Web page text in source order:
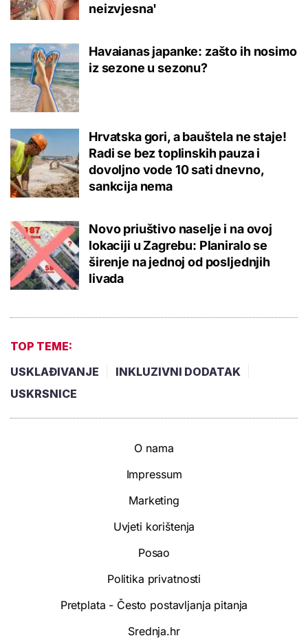
neizvjesna'
Havaianas japanke: zašto ih nosimo
iz sezone u sezonu?
Hrvatska gori, a bauštela ne staje!
Radi se bez toplinskih pauza i
dovoljno vode 10 sati dnevno,
sankcija nema
Novo priuštivo naselje i na ovoj
lokaciji u Zagrebu: Planiralo se
širenje na jednoj od posljednjih
livada
TOP TEME:
USKLAĐIVANJE
INKLUZIVNI DODATAK
USKRSNICE
O nama
Impressum
Marketing
Uvjeti korištenja
Posao
Politika privatnosti
Pretplata - Često postavljanja pitanja
Srednja.hr